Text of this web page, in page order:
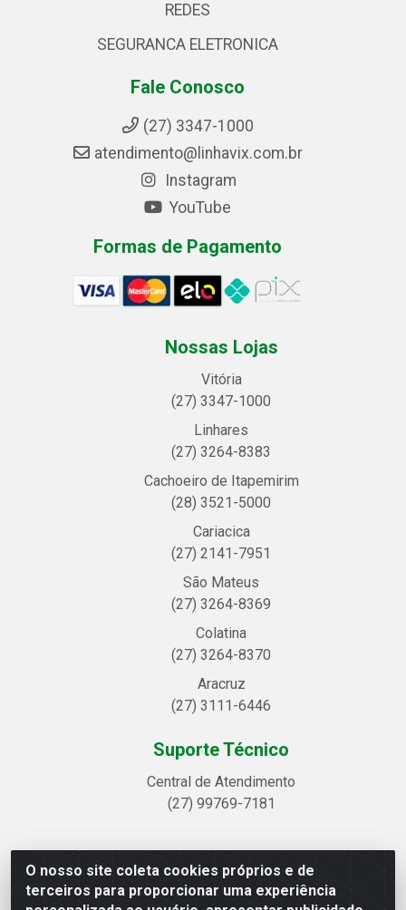
O nosso site coleta cookies próprios e de
terceiros para proporcionar uma experiência
REDES
SEGURANCA ELETRONICA
Fale Conosco
(27) 3347-1000
atendimento@linhavix.com.br
Instagram
YouTube
Formas de Pagamento
Nossas Lojas
Vitória
(27) 3347-1000
Linhares
(27) 3264-8383
Cachoeiro de Itapemirim
(28) 3521-5000
Cariacica
(27) 2141-7951
São Mateus
(27) 3264-8369
Colatina
(27) 3264-8370
Aracruz
(27) 3111-6446
Suporte Técnico
Central de Atendimento
(27) 99769-7181
Linhavix Distribuidora LTDA - Avenida Alegre, 2521 -
Quadra314 Lote 05 e 07 - Shell, Linhares/ES - CEP